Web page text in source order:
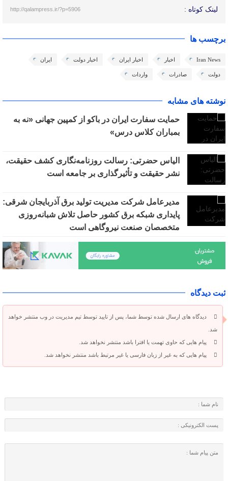
لینک کوتاه : http://qalampress.ir/?p=5906
برچسب ها
Iran News اخبار اخبار ایران اخبار دولت ایران
دولت صادرات واردات
نوشته های مشابه
حمایت سفارت ایران در باکو از کمپین جهانی «نه به
بمباران کلاس درس»
الیاس حضرتی: رسالت روزنامه‌نگاری کشف حقیقت،
نشر حقیقت و تأثیرگذاری بر جامعه است
مدیرعامل شرکت مدیریت تولید برق آذربایجان شرقی:
پایداری شبکه برق کشور حاصل تلاش شبانه‌روزی
متخصصان صنعت نیروگاهی است
ثبت دیدگاه
دیدگاه های ارسال شده توسط شما، پس از تایید توسط تیم مدیریت در وب منتشر خواهد
شد.
پیام هایی که حاوی تهمت یا افترا باشد منتشر نخواهد شد.
پیام هایی که به غیر از زبان فارسی یا غیر مرتبط باشد منتشر نخواهد شد.